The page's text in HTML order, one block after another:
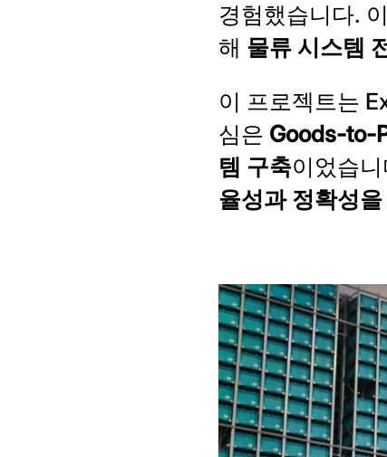
경험했습니다.
해 물류 시스템
이 프로젝트는
심은 Goods-to-
템 구축이었습
율성과 정확성